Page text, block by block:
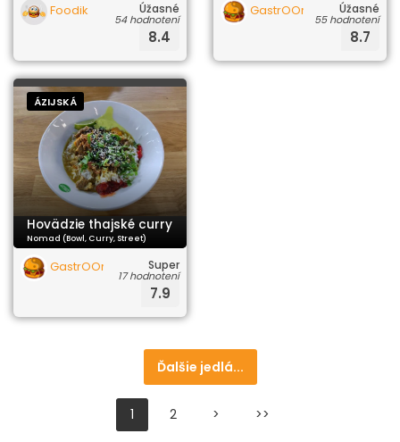
Foodik Úžasné
54 hodnotení
8.4
GastrOOrgazmusÚžasné
55 hodnotení
8.7
ÁZIJSKÁ
Hovädzie thajské curry
Nomad (Bowl, Curry, Street)
GastrOOrgazmusSuper
17 hodnotení
7.9
Ďalšie jedlá...
1 2 > >>